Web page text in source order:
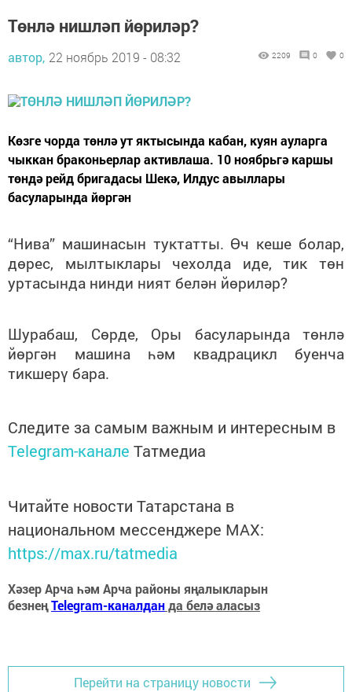
Төнлә нишләп йөриләр?
автор, 22 ноябрь 2019 - 08:32 2209 0 0
Көзге чорда төнлә ут яктысында кабан, куян ауларга
чыккан браконьерлар активлаша. 10 ноябрьгә каршы
төндә рейд бригадасы Шекә, Илдус авыллары
басуларында йөргән
“Нива” машинасын туктатты. Өч кеше болар,
дөрес, мылтыклары чехолда иде, тик төн
уртасында нинди ният белән йөриләр?
Шурабаш, Сөрде, Оры басуларында төнлә
йөргән машина һәм квадрацикл буенча
тикшерү бара.
Следите за самым важным и интересным в
Telegram-канале Татмедиа
Читайте новости Татарстана в
национальном мессенджере MАХ:
https://max.ru/tatmedia
Хәзер Арча һәм Арча районы яңалыкларын
безнеңTelegram-каналданда белә аласыз
Перейти на страницу новости